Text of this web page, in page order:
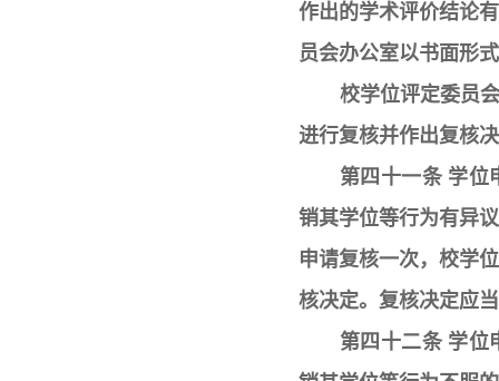
作出的学术评价结论
员会办公室以书面形
校学位评定委员
进行复核并作出复核
第四十一条 学位
销其学位等行为有异
申请复核一次，校学
核决定。复核决定应
第四十二条 学位